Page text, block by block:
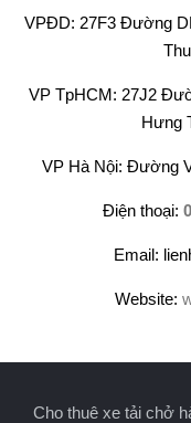
VPĐD: 27F3 Đường
VP TpHCM: 27J2
Hưng
VP Hà Nội: Đường
Điện thoại:
Email:
Website:
Cho thuê xe tải chở